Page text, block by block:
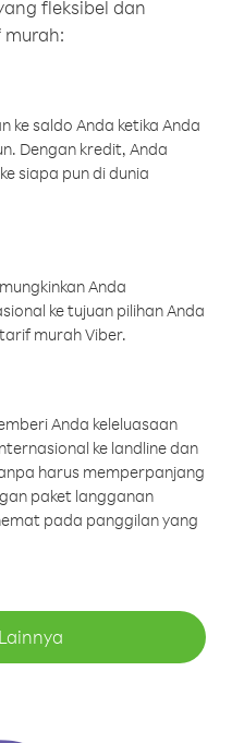
fleksibel dan
ke saldo Anda ketika Anda
Dengan kredit, Anda
siapa pun di dunia
Anda
ke tujuan pilihan Anda
murah Viber.
Anda keleluasaan
ke landline dan
harus memperpanjang
paket langganan
pada panggilan yang